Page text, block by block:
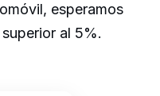
esperamos
al 5%.